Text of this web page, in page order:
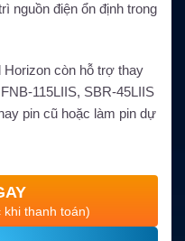
nguồn điện ổn định trong
Horizon còn hỗ trợ thay
115LIIS, SBR-45LIIS
pin cũ hoặc làm pin dự
thanh toán)